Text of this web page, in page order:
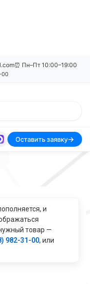
⏰ Пн–Пт 10:00–19:00
00
Оставить заявку
и
товар —
982-31-00, или